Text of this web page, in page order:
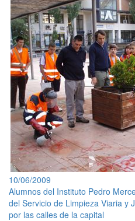
10/06/2009
Alumnos del Instituto Pedro
del Servicio de Limpieza Viaria y
por las calles de la capital